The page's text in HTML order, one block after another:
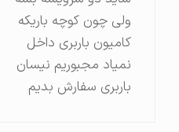
ولی چون کوچه باریکه
کامیون باربری داخل
نمیاد مجبوریم نیسان
باربری سفارش بدیم